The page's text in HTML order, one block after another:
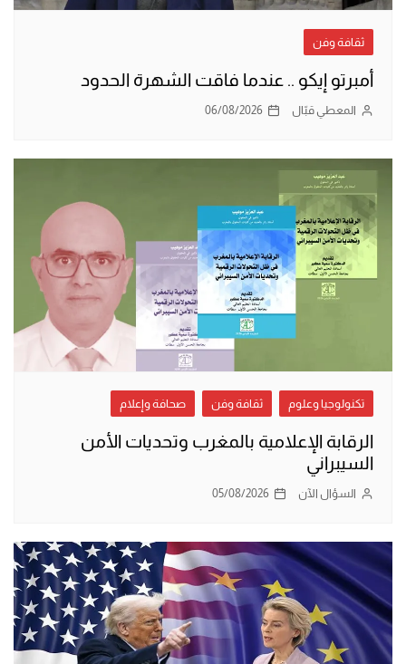
ثقافة وفن
أمبرتو إيكو .. عندما فاقت الشهرة الحدود
المعطي قبّال 06/08/2026
تكنولوجيا وعلوم ثقافة وفن صحافة وإعلام
الرقابة الإعلامية بالمغرب وتحديات الأمن
السيبراني
السؤال الآن 05/08/2026